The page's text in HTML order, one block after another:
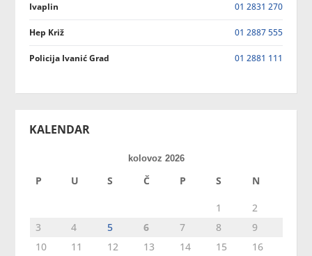
Ivaplin 01 2831 270
Hep Križ 01 2887 555
Policija Ivanić Grad 01 2881 111
KALENDAR
kolovoz 2026
P U S Č P S N
1
2
3
4 5 6 7 8
9
10
11 12 13 14 15
16